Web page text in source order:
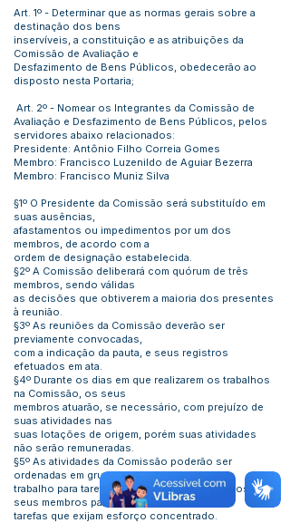
Art. 1º - Determinar que as normas gerais sobre a
destinação dos bens
inservíveis, a constituição e as atribuições da
Comissão de Avaliação e
Desfazimento de Bens Públicos, obedecerão ao
disposto nesta Portaria;
Art. 2º - Nomear os Integrantes da Comissão de
Avaliação e Desfazimento de Bens Públicos, pelos
servidores abaixo relacionados:
Presidente: Antônio Filho Correia Gomes
Membro: Francisco Luzenildo de Aguiar Bezerra
Membro: Francisco Muniz Silva
§1º O Presidente da Comissão será substituído em
suas ausências,
afastamentos ou impedimentos por um dos
membros, de acordo com a
ordem de designação estabelecida.
§2º A Comissão deliberará com quórum de três
membros, sendo válidas
as decisões que obtiverem a maioria dos presentes
à reunião.
§3º As reuniões da Comissão deverão ser
previamente convocadas,
com a indicação da pauta, e seus registros
efetuados em ata.
§4º Durante os dias em que realizarem os trabalhos
na Comissão, os seus
membros atuarão, se necessário, com prejuízo de
suas atividades nas
suas lotações de origem, porém suas atividades
não serão remuneradas.
§5º As atividades da Comissão poderão ser
ordenadas em grupos de
trabalho para tarefas específicas, ou por todos os
seus membros para
tarefas que exijam esforço concentrado.